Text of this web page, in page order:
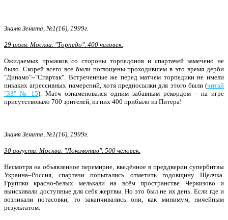
Знамя Зенита, №1(16), 1999г.
29 июля. Москва. "Торпедо". 400 человек.
Ожидаемых прыжков со стороны торпедонов и спартачей замечено не
было. Скорей всего все были поглощены про­ходившем в это время дерби
"Динамо"–"Спартак". Встреченные же перед матчем торпедики не имели
никаких агрессивных намерений, хотя предпосылки для этого были (читай
"33" № 15). Матч ознамено­вался одним забавным рекордом – на игре
присутствовало 700 зрителей, из них 400 прибыло из Питера!
Знамя Зенита, №1(16), 1999г.
30 августа. Москва. "Локомотив". 500 человек.
Несмотря на объявленное переми­рие, введённое в преддверии супербит­вы
Украина–Россия, спартачи попы­тались отметить годовщину Щелчка.
Группки красно-белых мелькали на всём пространстве Черкизово и
выискивали доступные для себя жертвы. Но это был не их день. Если где и
воз­никали потасовки, то заканчивались они, как минимум, ничейным
результатом.